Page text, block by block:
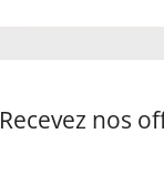
Recevez nos